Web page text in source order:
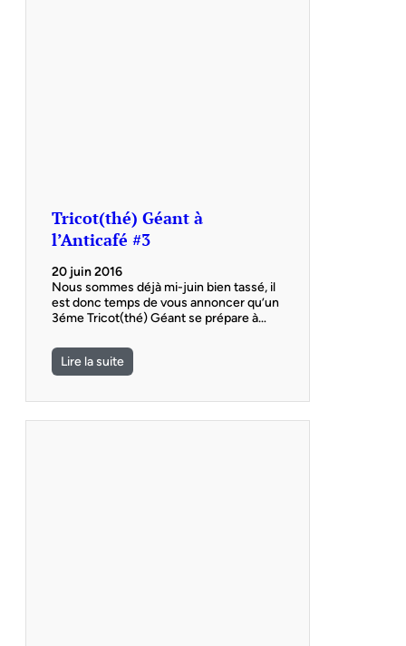
Tricot(thé) Géant à
l’Anticafé #3
20 juin 2016
Nous sommes déjà mi-juin bien tassé, il
est donc temps de vous annoncer qu’un
3éme Tricot(thé) Géant se prépare à…
Lire la suite